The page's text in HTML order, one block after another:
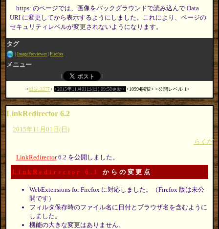
https: のページでは、画像をバックグラウンドで読み込んで Data
URI に変更してから表示するようにしました。これにより、ページの
セキュリティレベルが変更されないようになります。
タグ
ImagePreviewer Firefox
メニュー
日記:3377 2015年11月01日(日) 09:58更新 10994閲覧 公開レベル 1
LinkRedirector 6.2
2015年11月01日(日)
らくだ
LinkRedirector6.2 を公開しました。
LinkRedirector 6.1 からの変更点
WebExtensions for Firefox に対応しました。（Firefox 版は未公
開です）
フィルタ保存時のファイル名に日付とブラウザ名を含むように
しました。
機能の大きな変更はありません。